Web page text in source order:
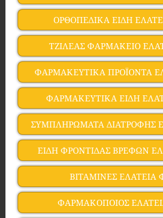
ΟΡΘΟΠΕΔΙΚΑ ΕΙΔΗ
ΤΖΙΛΕΑΣ ΦΑΡΜΑΚΕΙΟ
ΦΑΡΜΑΚΕΥΤΙΚΑ ΠΡΟΪΟΝΤΑ
ΦΑΡΜΑΚΕΥΤΙΚΑ ΕΙΔΗ
ΣΥΜΠΛΗΡΩΜΑΤΑ ΔΙΑΤΡΟΦΗΣ
ΕΙΔΗ ΦΡΟΝΤΙΔΑΣ ΒΡΕΦΩΝ
ΒΙΤΑΜΙΝΕΣ ΕΛΑΤΕΙΑ
ΦΑΡΜΑΚΟΠΟΙΟΣ